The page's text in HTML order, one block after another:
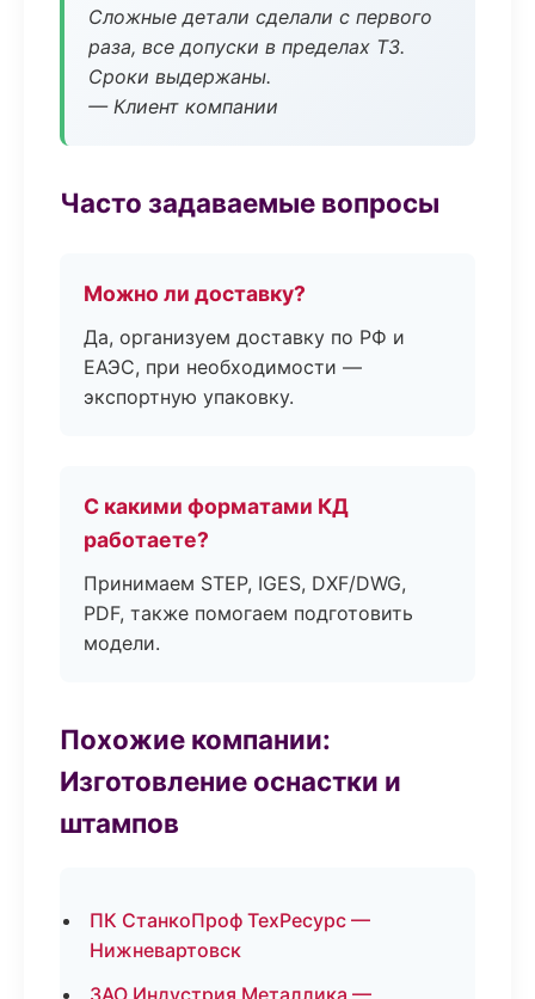
Сложные детали сделали с первого
раза, все допуски в пределах ТЗ.
Сроки выдержаны.
— Клиент компании
Часто задаваемые вопросы
Можно ли доставку?
Да, организуем доставку по РФ и
ЕАЭС, при необходимости —
экспортную упаковку.
С какими форматами КД
работаете?
Принимаем STEP, IGES, DXF/DWG,
PDF, также помогаем подготовить
модели.
Похожие компании:
Изготовление оснастки и
штампов
ПК СтанкоПроф ТехРесурс —
Нижневартовск
ЗАО Индустрия Металлика —